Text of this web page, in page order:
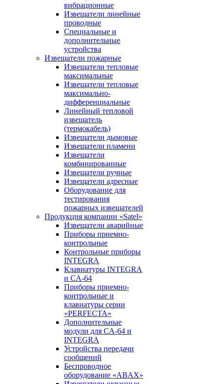
вибрационные
Извещатели линейные
проводные
Специальные и
дополнительные
устройства
Извещатели пожарные
Извещатели тепловые
максимальные
Извещатели тепловые
максимально-
дифференциальные
Линейный тепловой
извещатель
(термокабель)
Извещатели дымовые
Извещатели пламени
Извещатели
комбинированные
Извещатели ручные
Извещатели адресные
Оборудование для
тестирования
пожарных извещателей
Продукция компании «Satel»
Извещатели аварийные
Приборы приемно-
контрольные
Контрольные приборы
INTEGRA
Клавиатуры INTEGRA
и CA-64
Приборы приемно-
контрольные и
клавиатуры серии
«PERFECTA»
Дополнительные
модули для CA-64 и
INTEGRA
Устройства передачи
сообщений
Беспроводное
оборудование «ABAX»